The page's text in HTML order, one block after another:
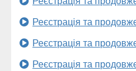
Реєстрація та
Реєстрація та
Реєстрація та